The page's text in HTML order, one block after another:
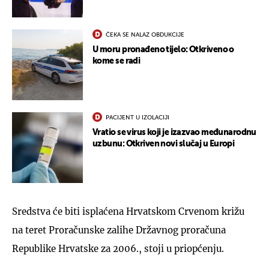
ČEKA SE NALAZ OBDUKCIJE
U moru pronađeno tijelo: Otkriveno o
kome se radi
PACIJENT U IZOLACIJI
Vratio se virus koji je izazvao međunarodnu
uzbunu: Otkriven novi slučaj u Europi
Sredstva će biti isplaćena Hrvatskom Crvenom križu
na teret Proračunske zalihe Državnog proračuna
Republike Hrvatske za 2006., stoji u priopćenju.